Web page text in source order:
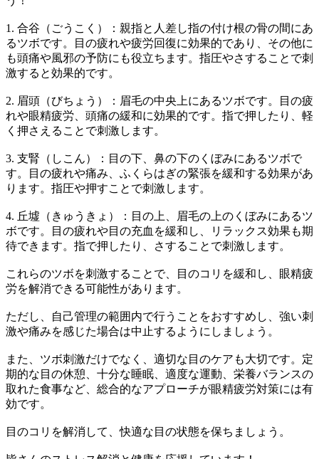
1. 合谷（ごうこく）：親指と人差し指の付け根の骨の間にあ
るツボです。目の疲れや疲労回復に効果的であり、その他に
も頭痛や風邪の予防にも役立ちます。指圧やさすることで刺
激すると効果的です。
2. 眉頭（びちょう）：眉毛の中央上にあるツボです。目の疲
れや眼精疲労、頭痛の緩和に効果的です。指で押したり、軽
く押さえることで刺激します。
3. 支腎（しこん）：目の下、鼻の下のくぼみにあるツボで
す。目の疲れや痛み、ふくらはぎの緊張を緩和する効果があ
ります。指圧や押すことで刺激します。
4. 丘墟（きゅうきょ）：目の上、眉毛の上のくぼみにあるツ
ボです。目の疲れや目の充血を緩和し、リラックス効果も期
待できます。指で押したり、さすることで刺激します。
これらのツボを刺激することで、目のコリを緩和し、眼精疲
労を解消できる可能性があります。
ただし、自己管理の範囲内で行うことをおすすめし、強い刺
激や痛みを感じた場合は中止するようにしましょう。
また、ツボ刺激だけでなく、適切な目のケアも大切です。定
期的な目の休憩、十分な睡眠、適度な運動、栄養バランスの
取れた食事など、総合的なアプローチが眼精疲労対策には有
効です。
目のコリを解消して、快適な目の状態を保ちましょう。